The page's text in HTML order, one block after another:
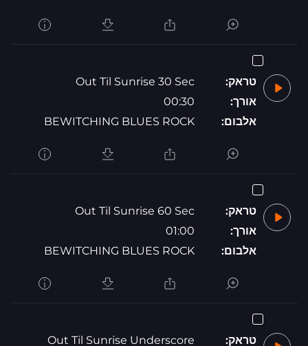
טראק:
Out Til Sunrise 30 Sec
אורך:
00:30
אלבום:
BEWITCHING BLUES ROCK
טראק:
Out Til Sunrise 60 Sec
אורך:
01:00
אלבום:
BEWITCHING BLUES ROCK
טראק:
Out Til Sunrise Underscore